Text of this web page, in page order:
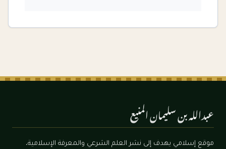
عبدالله بن سليمان المنيع
موقع إسلامي يهدف إلى نشر العلم الشرعي والمعرفة الإسلامية،